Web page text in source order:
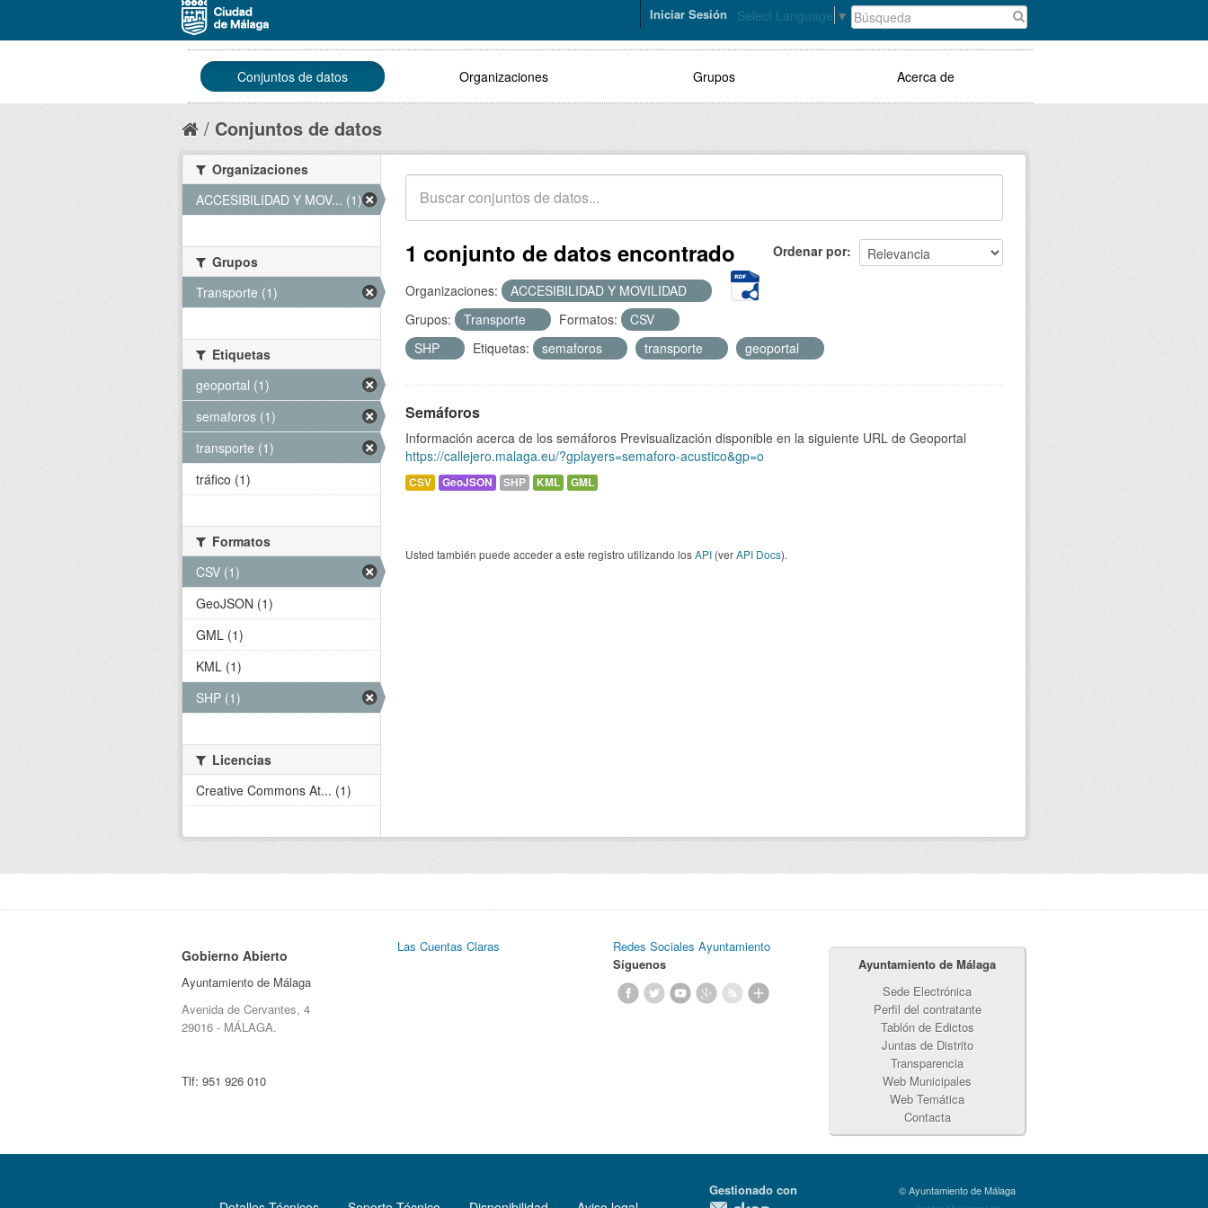
Select Language ▼
Iniciar Sesión
Conjuntos de datos Organizaciones Grupos Acerca de
Conjuntos de datos
Ordenar por
1 conjunto de datos encontrado
Organizaciones:
ACCESIBILIDAD Y MOVILIDAD
Grupos:
Transporte Formatos:
CSV
SHP
Etiquetas: semaforos transporte geoportal
Semáforos
Información acerca de los semáforos Previsualización disponible en la siguiente URL de Geoportal
https://callejero.malaga.eu/?gplayers=semaforo-acustico&gp=o
CSV GeoJSON SHP KML GML
Usted también puede acceder a este registro utilizando losAPI (verAPI Docs).
Organizaciones
ACCESIBILIDAD Y MOV... (1)
Grupos
Transporte (1)
Etiquetas
geoportal (1)
semaforos (1)
transporte (1)
tráfico (1)
Formatos
CSV (1)
GeoJSON (1)
GML (1)
KML (1)
SHP (1)
Licencias
Creative Commons At... (1)
Gobierno Abierto
Ayuntamiento de Málaga
Avenida de Cervantes, 4
29016 - MÁLAGA.
Tlf: 951 926 010
Las Cuentas Claras
Redes Sociales Ayuntamiento
Síguenos
Ayuntamiento de Málaga
Sede Electrónica
Perfil del contratante
Tablón de Edictos
Juntas de Distrito
Transparencia
Web Municipales
Web Temática
Contacta
Gestionado con
© Ayuntamiento de Málaga